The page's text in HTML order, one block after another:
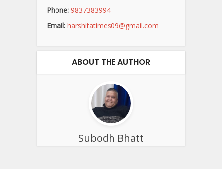
Phone: 9837383994
Email: harshitatimes09@gmail.com
ABOUT THE AUTHOR
Subodh Bhatt